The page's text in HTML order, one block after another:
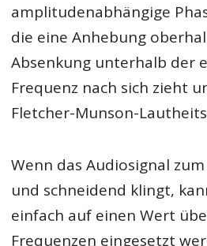
amplitudenabhängige
die eine Anhebung
Absenkung unterhalb der
Frequenz nach sich zieht
Fletcher-Munson-
Wenn das Audiosignal
und schneidend klingt,
einfach auf einen Wert
Frequenzen eingesetzt